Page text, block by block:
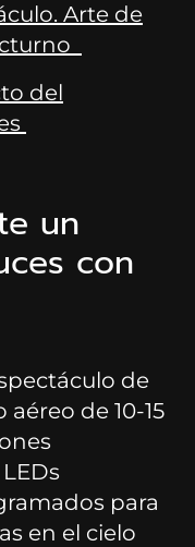
Arte de
del
un
con
de
de 10-15
para
en el cielo